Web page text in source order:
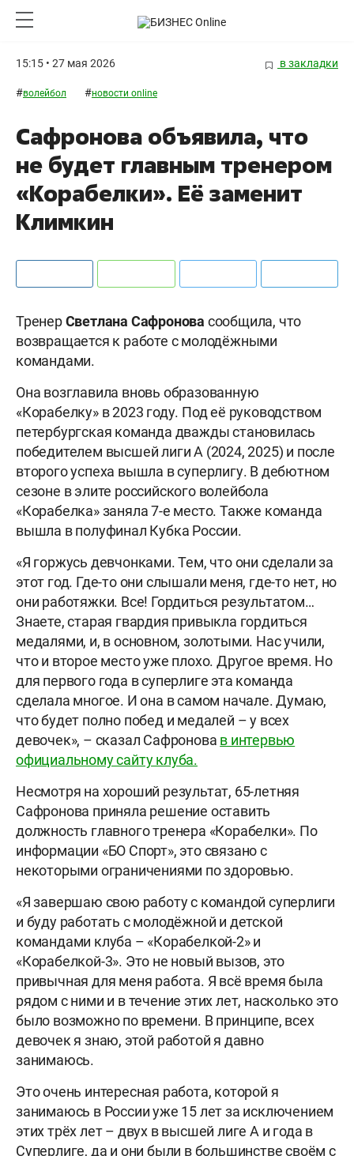
15:15 • 27 мая 2026 в закладки
#волейбол #новости online
Сафронова объявила, что
не будет главным тренером
«Корабелки». Её заменит
Климкин
ТренерСветлана Сафронова сообщила, что
возвращается к работе с молодёжными
командами.
Она возглавила вновь образованную
«Корабелку» в 2023 году. Под её руководством
петербургская команда дважды становилась
победителем высшей лиги А (2024, 2025) и после
второго успеха вышла в суперлигу. В дебютном
сезоне в элите российского волейбола
«Корабелка» заняла 7-е место. Также команда
вышла в полуфинал Кубка России.
«Я горжусь девчонками. Тем, что они сделали за
этот год. Где-то они слышали меня, где-то нет, но
они работяжки. Все! Гордиться результатом…
Знаете, старая гвардия привыкла гордиться
медалями, и, в основном, золотыми. Нас учили,
что и второе место уже плохо. Другое время. Но
для первого года в суперлиге эта команда
сделала многое. И она в самом начале. Думаю,
что будет полно побед и медалей – у всех
девочек», – сказал Сафронова в интервью
официальному сайту клуба.
Несмотря на хороший результат, 65-летняя
Сафронова приняла решение оставить
должность главного тренера «Корабелки». По
информации «БО Спорт», это связано с
некоторыми ограничениями по здоровью.
«Я завершаю свою работу с командой суперлиги
и буду работать с молодёжной и детской
командами клуба – «Корабелкой-2» и
«Корабелкой-3». Это не новый вызов, это
привычная для меня работа. Я всё время была
рядом с ними и в течение этих лет, насколько это
было возможно по времени. В принципе, всех
девочек я знаю, этой работой я давно
занимаюсь.
Это очень интересная работа, которой я
занимаюсь в России уже 15 лет за исключением
этих трёх лет – двух в высшей лиге А и года в
Суперлиге, да и они были в большинстве своём с